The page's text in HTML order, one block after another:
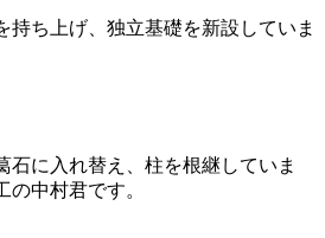
ち上げ、独立基礎を新設していま
に入れ替え、柱を根継していま
中村君です。